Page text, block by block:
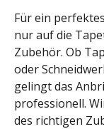
Für ein
nur auf die
Zubehör. Ob
oder
gelingt das
professionell.
des richtigen